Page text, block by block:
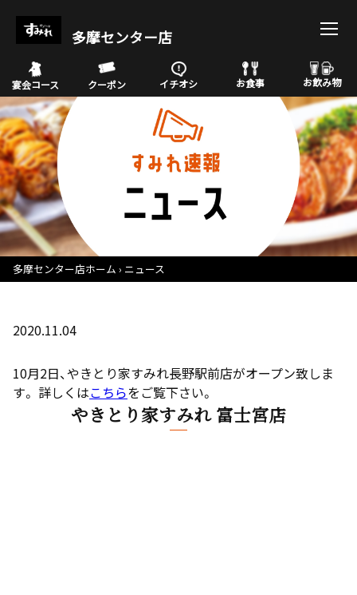
多摩センター店
宴会コース クーポン イチオシ お食事 お飲み物
多摩センター店ホーム ニュース
2020.11.04
10月2日、やきとり家すみれ長野駅前店がオープン致しま
す。 詳しくはこちらをご覧下さい。
やきとり家すみれ 富士宮店